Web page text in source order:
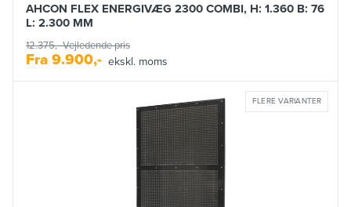
AHCON FLEX ENERGIVÆG 2300 COMBI, H: 1.360 B: 76
L: 2.300 MM
12.375,-Vejledende pris
Fra 9.900,- ekskl. moms
FLERE VARIANTER